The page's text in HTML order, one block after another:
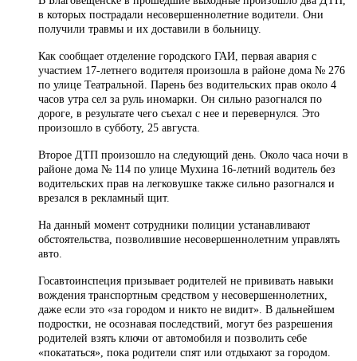
в которых пострадали несовершеннолетние водители. Они
получили травмы и их доставили в больницу.
Как сообщает отделение городского ГАИ, первая авария с
участием 17-летнего водителя произошла в районе дома № 276
по улице Театральной. Парень без водительских прав около 4
часов утра сел за руль иномарки. Он сильно разогнался по
дороге, в результате чего съехал с нее и перевернулся. Это
произошло в субботу, 25 августа.
Второе ДТП произошло на следующий день. Около часа ночи в
районе дома № 114 по улице Мухина 16-летний водитель без
водительских прав на легковушке также сильно разогнался и
врезался в рекламный щит.
На данный момент сотрудники полиции устанавливают
обстоятельства, позволившие несовершеннолетним управлять
авто.
Госавтоинспеция призывает родителей не прививать навыки
вождения транспортным средством у несовершеннолетних,
даже если это «за городом и никто не видит». В дальнейшем
подростки, не осознавая последствий, могут без разрешения
родителей взять ключи от автомобиля и позволить себе
«покататься», пока родители спят или отдыхают за городом.